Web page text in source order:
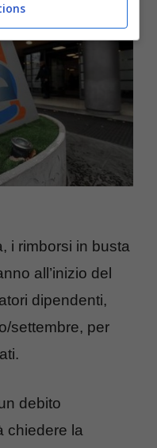
i rimborsi in busta
all’inizio del
dipendenti,
settembre, per
debito
chiedere la